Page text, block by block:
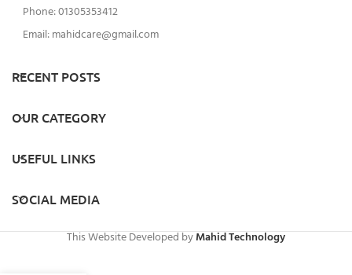
Phone: 01305353412
Email:mahidcare@gmail.com
RECENT POSTS
OUR CATEGORY
USEFUL LINKS
SOCIAL MEDIA
This Website Developed byMahid Technology